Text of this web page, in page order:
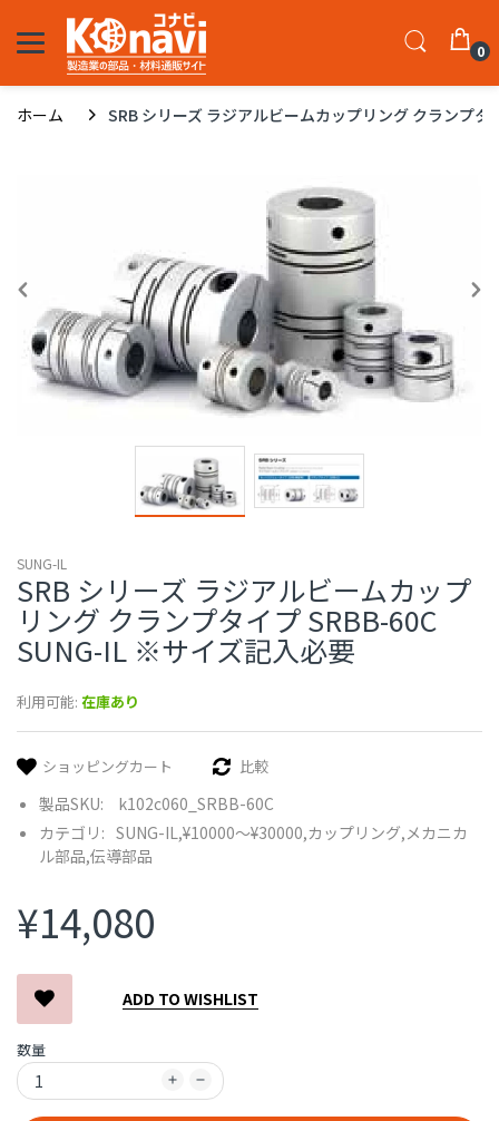
0
ホーム SRB シリーズ ラジアルビームカップリング クランプ
SUNG-IL
SRB シリーズ ラジアルビームカップ
リング クランプタイプ SRBB-60C
SUNG-IL ※サイズ記入必要
利用可能: 在庫あり
ショッピングカート 比較
製品SKU:
k102c060_SRBB-60C
カテゴリ: SUNG-IL,¥10000〜¥30000,カップリング, メカニカ
ル部品,伝導部品
¥14,080
ADD TO WISHLIST
数量